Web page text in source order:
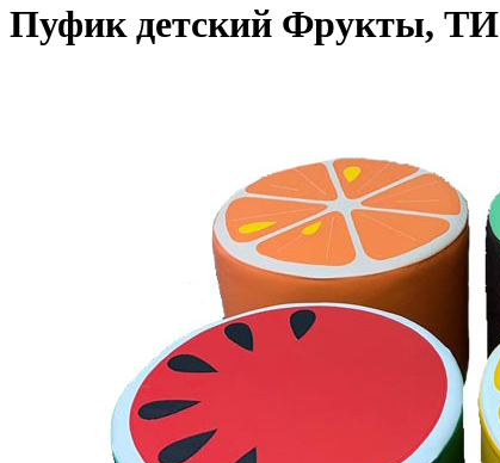
Пуфик детский Фрукты, ТИ